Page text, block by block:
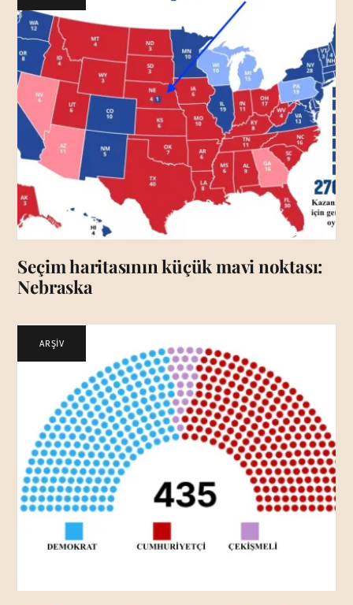
Seçim haritasının küçük mavi noktası:
Nebraska
ARŞİV